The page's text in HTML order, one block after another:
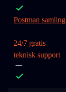
Postman samling
24/7 gratis
teknisk support